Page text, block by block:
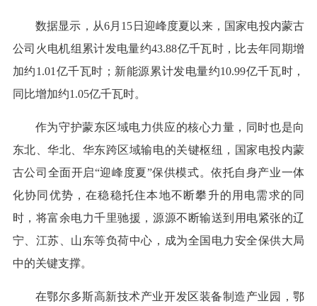
数据显示，从6月15日迎峰度夏以来，国家电投内蒙古
公司火电机组累计发电量约43.88亿千瓦时，比去年同期增
加约1.01亿千瓦时；新能源累计发电量约10.99亿千瓦时，
同比增加约1.05亿千瓦时。
作为守护蒙东区域电力供应的核心力量，同时也是向
东北、华北、华东跨区域输电的关键枢纽，国家电投内蒙
古公司全面开启“迎峰度夏”保供模式。依托自身产业一体
化协同优势，在稳稳托住本地不断攀升的用电需求的同
时，将富余电力千里驰援，源源不断输送到用电紧张的辽
宁、江苏、山东等负荷中心，成为全国电力安全保供大局
中的关键支撑。
在鄂尔多斯高新技术产业开发区装备制造产业园，鄂